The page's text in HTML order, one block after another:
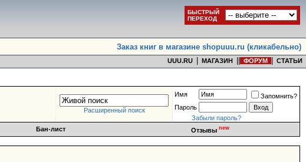
БЫСТРЫЙ
ПЕРЕХОД
Заказ книг в магазине shopuuu.ru (кликабельно)
UUU.RU МАГАЗИН ФОРУМ СТАТЬИ
Расширенный поиск
Имя
Запомнить?
Пароль
Забыли пароль?
Бан-лист Отзывы new